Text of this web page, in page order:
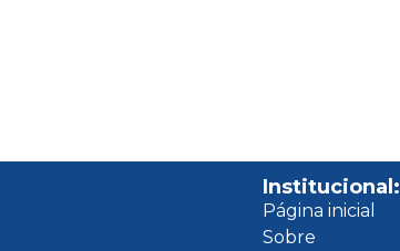
Institucional:
Página inicial
Sobre